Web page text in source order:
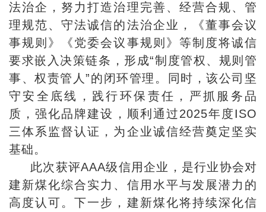
法治企，努力打造治理完善、经营合规、管
理规范、守法诚信的法治企业，《董事会议
事规则》《党委会议事规则》等制度将诚信
要求嵌入决策链条，形成“制度管权、规则管
事、权责管人”的闭环管理。同时，该公司坚
守安全底线，践行环保责任，严抓服务品
质，强化品牌建设，顺利通过2025年度ISO
三体系监督认证，为企业诚信经营奠定坚实
基础。
此次获评AAA级信用企业，是行业协会对
建新煤化综合实力、信用水平与发展潜力的
高度认可。下一步，建新煤化将持续深化信